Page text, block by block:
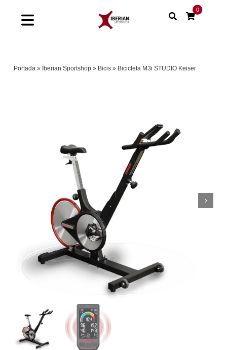
Toggle
Nuestras marcas
Contacto
0
Portada » Iberian Sportshop » Bicis » Bicicleta M3i STUDIO Keiser